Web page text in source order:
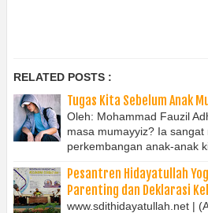
RELATED POSTS :
Tugas Kita Sebelum Anak
Oleh: Mohammad Fauzil
masa mumayyiz? Ia
perkembangan anak-anak
Pesantren Hidayatullah
Parenting dan Deklarasi
www.sdithidayatullah.net |